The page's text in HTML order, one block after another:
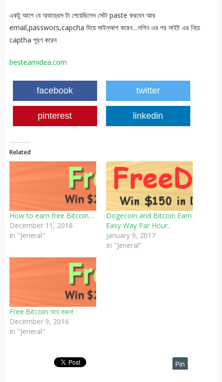
একটু আগে যে অ্যাড্রেস টা পেয়েছিলেন সেটা paste করবেন আর
email,passwors,capcha দিয়ে সাইনআপ করেন…লগিন এর পর সাইট এর নিচে
captha পূরণ করেন
bestearnidea.com
facebook twitter
pinterest linkedin
Related
How to earn free Bitcoin…
December 11, 2016
In "Jeneral"
Dogecoin and Bitcoin Earn
Easy Way Par Hour..
January 9, 2017
In "Jeneral"
Free Bitcoin আয় করুন!
December 9, 2016
In "Jeneral"
Pin